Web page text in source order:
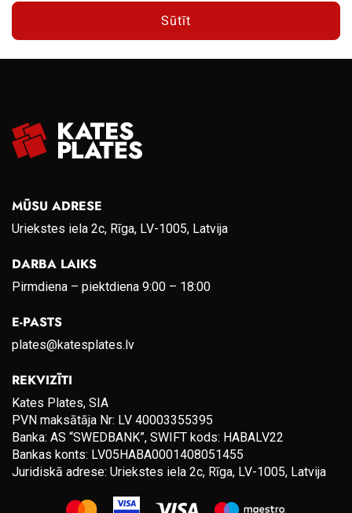
Sūtīt
MŪSU ADRESE
Uriekstes iela 2c, Rīga, LV-1005, Latvija
DARBA LAIKS
Pirmdiena – piektdiena 9:00 – 18:00
E-PASTS
plates@katesplates.lv
REKVIZĪTI
Kates Plates, SIA
PVN maksātāja Nr: LV 40003355395
Banka: AS “SWEDBANK”, SWIFT kods: HABALV22
Bankas konts: LV05HABA0001408051455
Juridiskā adrese: Uriekstes iela 2c, Rīga, LV-1005, Latvija